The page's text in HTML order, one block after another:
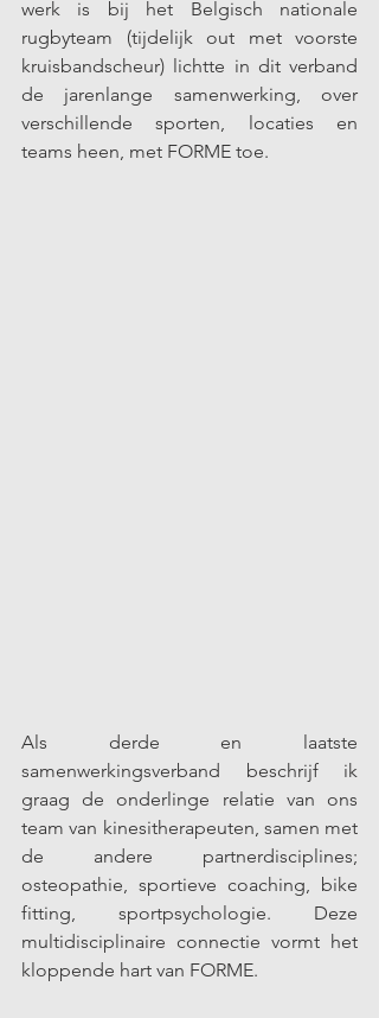
werk is bij het Belgisch nationale
rugbyteam (tijdelijk out met voorste
kruisbandscheur) lichtte in dit verband
de jarenlange samenwerking, over
verschillende sporten, locaties en
teams heen, met FORME toe.
Als derde en laatste
samenwerkingsverband beschrijf ik
graag de onderlinge relatie van ons
team van kinesitherapeuten, samen met
de andere partnerdisciplines;
osteopathie, sportieve coaching, bike
fitting, sportpsychologie. Deze
multidisciplinaire connectie vormt het
kloppende hart van FORME.